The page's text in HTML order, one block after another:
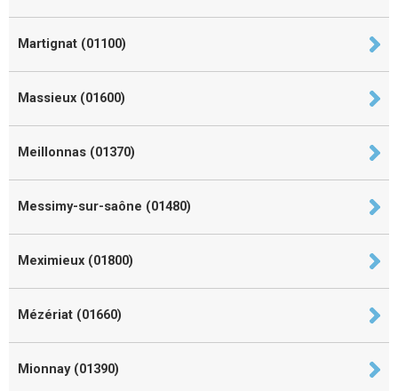
Martignat (01100)
Massieux (01600)
Meillonnas (01370)
Messimy-sur-saône (01480)
Meximieux (01800)
Mézériat (01660)
Mionnay (01390)